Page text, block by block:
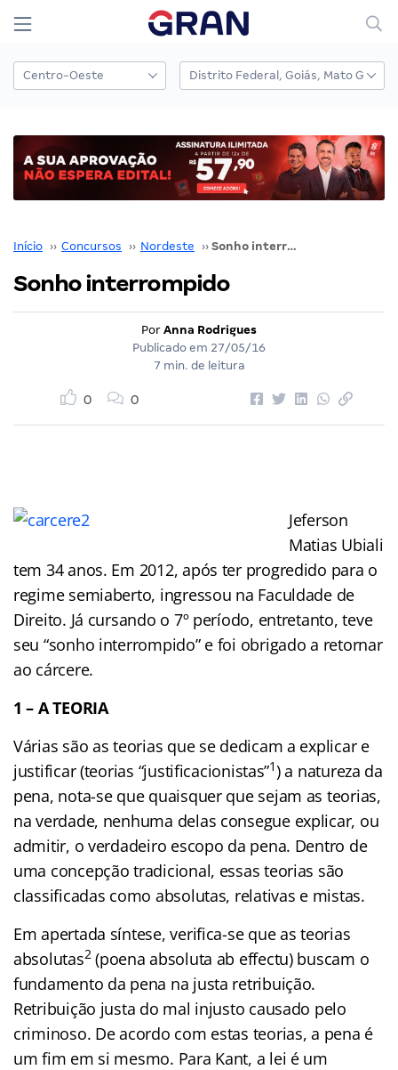
Início ›› Concursos ›› Nordeste ›› Sonho interrompido
Sonho interrompido
Por Anna Rodrigues
Publicado em 27/05/16
7 min. de leitura
0 0
Jeferson
Matias Ubiali
tem 34 anos. Em 2012, após ter progredido para o
regime semiaberto, ingressou na Faculdade de
Direito. Já cursando o 7º período, entretanto, teve
seu “sonho interrompido” e foi obrigado a retornar
ao cárcere.
1 – A TEORIA
Várias são as teorias que se dedicam a explicar e
justificar (teorias “justificacionistas”1) a natureza da
pena, nota-se que quaisquer que sejam as teorias,
na verdade, nenhuma delas consegue explicar, ou
admitir, o verdadeiro escopo da pena. Dentro de
uma concepção tradicional, essas teorias são
classificadas como absolutas, relativas e mistas.
Em apertada síntese, verifica-se que as teorias
absolutas2(poena absoluta ab effectu) buscam o
fundamento da pena na justa retribuição.
Retribuição justa do mal injusto causado pelo
criminoso. De acordo com estas teorias, a pena é
um fim em si mesmo. Para Kant, a lei é um